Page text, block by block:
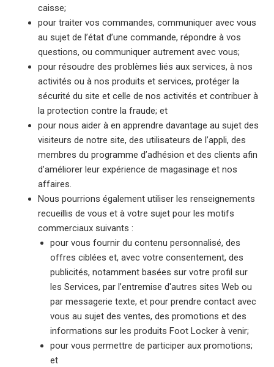
caisse;
pour traiter vos commandes, communiquer avec vous
au sujet de l’état d’une commande, répondre à vos
questions, ou communiquer autrement avec vous;
pour résoudre des problèmes liés aux services, à nos
activités ou à nos produits et services, protéger la
sécurité du site et celle de nos activités et contribuer à
la protection contre la fraude; et
pour nous aider à en apprendre davantage au sujet des
visiteurs de notre site, des utilisateurs de l’appli, des
membres du programme d’adhésion et des clients afin
d’améliorer leur expérience de magasinage et nos
affaires.
Nous pourrions également utiliser les renseignements
recueillis de vous et à votre sujet pour les motifs
commerciaux suivants :
pour vous fournir du contenu personnalisé, des
offres ciblées et, avec votre consentement, des
publicités, notamment basées sur votre profil sur
les Services, par l’entremise d'autres sites Web ou
par messagerie texte, et pour prendre contact avec
vous au sujet des ventes, des promotions et des
informations sur les produits Foot Locker à venir;
pour vous permettre de participer aux promotions;
et